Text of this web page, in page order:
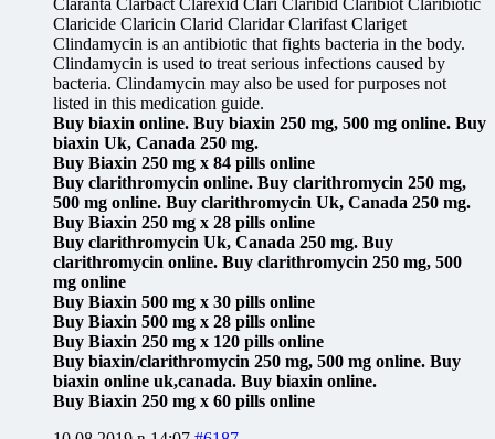
Claricide Claricin Clarid Claridar Clarifast Clariget
Clindamycin is an antibiotic that fights bacteria in the body.
Clindamycin is used to treat serious infections caused by
bacteria. Clindamycin may also be used for purposes not
listed in this medication guide.
Buy biaxin online. Buy biaxin 250 mg, 500 mg online. Buy
biaxin Uk, Canada 250 mg.
Buy Biaxin 250 mg x 84 pills online
Buy clarithromycin online. Buy clarithromycin 250 mg,
500 mg online. Buy clarithromycin Uk, Canada 250 mg.
Buy Biaxin 250 mg x 28 pills online
Buy clarithromycin Uk, Canada 250 mg. Buy
clarithromycin online. Buy clarithromycin 250 mg, 500
mg online
Buy Biaxin 500 mg x 30 pills online
Buy Biaxin 500 mg x 28 pills online
Buy Biaxin 250 mg x 120 pills online
Buy biaxin/clarithromycin 250 mg, 500 mg online. Buy
biaxin online uk,canada. Buy biaxin online.
Buy Biaxin 250 mg x 60 pills online